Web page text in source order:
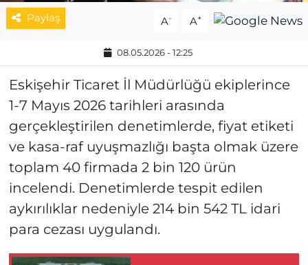
Paylaş A- A+
08.05.2026 - 12:25
Eskişehir Ticaret İl Müdürlüğü ekiplerince
1-7 Mayıs 2026 tarihleri arasında
gerçekleştirilen denetimlerde, fiyat etiketi
ve kasa-raf uyuşmazlığı başta olmak üzere
toplam 40 firmada 2 bin 120 ürün
incelendi. Denetimlerde tespit edilen
aykırılıklar nedeniyle 214 bin 542 TL idari
para cezası uygulandı.